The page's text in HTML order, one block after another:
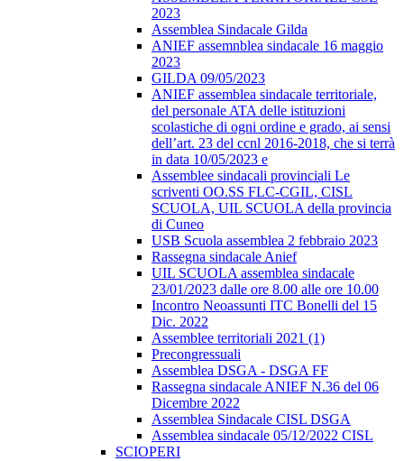
2023
Assemblea Sindacale Gilda
ANIEF assemnblea sindacale 16 maggio
2023
GILDA 09/05/2023
ANIEF assemblea sindacale territoriale,
del personale ATA delle istituzioni
scolastiche di ogni ordine e grado, ai sensi
dell’art. 23 del ccnl 2016-2018, che si terrà
in data 10/05/2023 e
Assemblee sindacali provinciali Le
scriventi OO.SS FLC-CGIL, CISL
SCUOLA, UIL SCUOLA della provincia
di Cuneo
USB Scuola assemblea 2 febbraio 2023
Rassegna sindacale Anief
UIL SCUOLA assemblea sindacale
23/01/2023 dalle ore 8.00 alle ore 10.00
Incontro Neoassunti ITC Bonelli del 15
Dic. 2022
Assemblee territoriali 2021 (1)
Precongressuali
Assemblea DSGA - DSGA FF
Rassegna sindacale ANIEF N.36 del 06
Dicembre 2022
Assemblea Sindacale CISL DSGA
Assemblea sindacale 05/12/2022 CISL
SCIOPERI